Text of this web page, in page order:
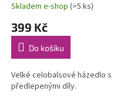
Skladem e-shop (>5 ks)
399 Kč
Do košíku
Velké celobalsové házedlo s
předlepenými díly.